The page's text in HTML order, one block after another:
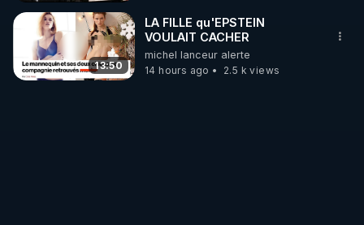
_________
LES CODES PROMO DES PARTENAIRES
13:50
LA FILLE qu'EPSTEIN
VOULAIT CACHER
michel lanceur alerte
14 hours ago
2.5 k views